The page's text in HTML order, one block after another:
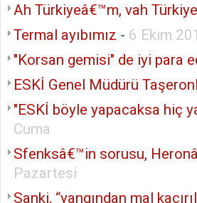
Ah Türkiyeâ€™m, vah
Termal ayıbımız - 6 Ekim
"Korsan gemisi" de iyi para
ESKİ Genel Müdürü
"ESKİ böyle yapacaksa hiç
Cuma
Sfenksâ€™in sorusu,
Pazartesi
Sanki, “yangından mal